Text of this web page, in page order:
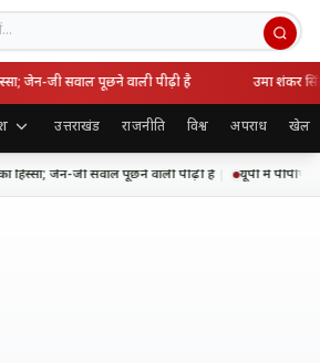
जेन-जी सवाल पूछने वाली पीढ़ी है उमा शंकर
उत्तराखंड राजनीति विश्व अपराध खेल
हिस्सा; जेन-जी सवाल पूछने वाली पीढ़ी है यूपी में पीपीपी